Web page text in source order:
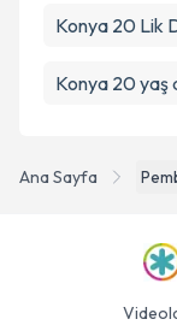
Ana Sayfa
Konya 20 Lik
Konya 20 yaş